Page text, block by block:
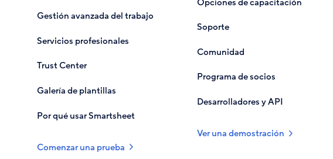
Gestión avanzada del trabajo
Servicios profesionales
Trust Center
Galería de plantillas
Por qué usar Smartsheet
Comenzar una prueba
Soporte
Comunidad
Programa de socios
Desarrolladores y API
Ver una demostración